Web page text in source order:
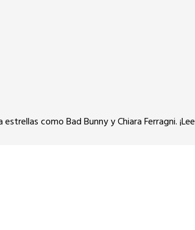
como Bad Bunny y Chiara Ferragni. ¡Lee